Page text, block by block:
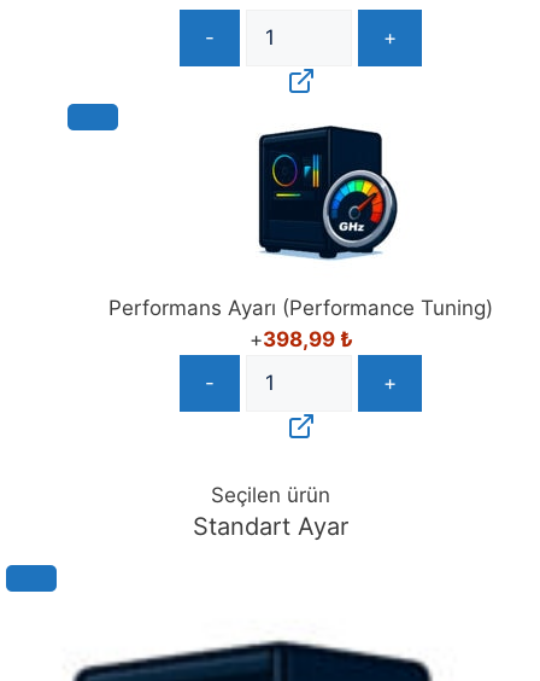
- +
Performans Ayarı (Performance Tuning)
+398,99 ₺
-
+
Seçilen ürün
Standart Ayar